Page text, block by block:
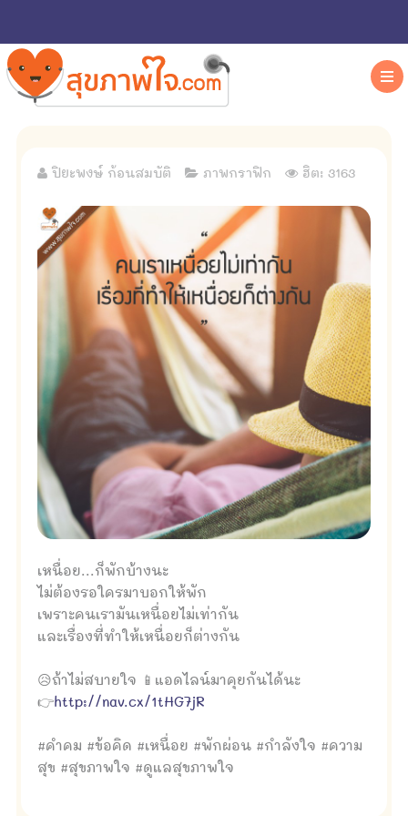
ปิยะพงษ์ ก้อนสมบัติ ภาพกราฟิก ฮิต: 3163
เหนื่อย...ก็พักบ้างนะ
ไม่ต้องรอใครมาบอกให้พัก
เพราะคนเรามันเหนื่อยไม่เท่ากัน
และเรื่องที่ทำให้เหนื่อยก็ต่างกัน
😥ถ้าไม่สบายใจ 📱แอดไลน์มาคุยกันได้นะ
👉http://nav.cx/1tHG7jR
#คำคม #ข้อคิด #เหนื่อย #พักผ่อน #กำลังใจ #ความ
สุข #สุขภาพใจ #ดูแลสุขภาพใจ